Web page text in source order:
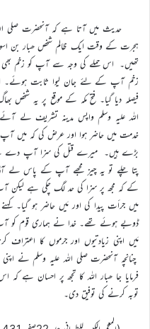
حدیث میں آتا ہے کہ آنحضرت صلی
ہجرت کے وقت ایک ظالم شخص ھبار بن اسود
تھیں۔ اس حملے کی وجہ سے آپ کو زخم بھی
زخم آپ کے لئے جان لیوا ثابت
فیصلہ دیا گیا۔ فتح مکہ کے موقع پر یہ شخص
اللہ علیہ وسلم واپس مدینہ تشریف لے آئے
خدمت میں حاضر ہوا اور عرض کی کہ میں
بڑے ہیں۔ میرے قتل کی سزا آپ دے
پتا چلے تو یہ چیز مجھے آپ کے پاس لے
کے کہ مجھ پر سزا کی حد لگ چکی ہے لیکن
میں جرأت پیدا کی اور مَیں حاضر ہو گیا۔
ڈوبے ہوئے تھے۔ خدا نے ہماری قوم کو
مَیں اپنی زیادتیوں اور جرموں کا
چنانچہ آنحضرت صلی اللہ علیہ وسلم نے
فرمایا جا ھبار اللہ کا تجھ پر احسان ہے
توبہ کرنے کی توفیق دی۔